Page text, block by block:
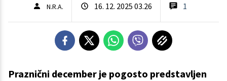
N.R.A. 16. 12. 2025 03.26 1
Praznični december je pogosto predstavljen